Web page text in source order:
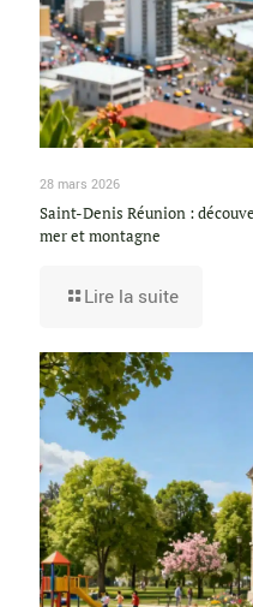
28 mars 2026
Saint-Denis Réunion :
mer et montagne
Lire la suite